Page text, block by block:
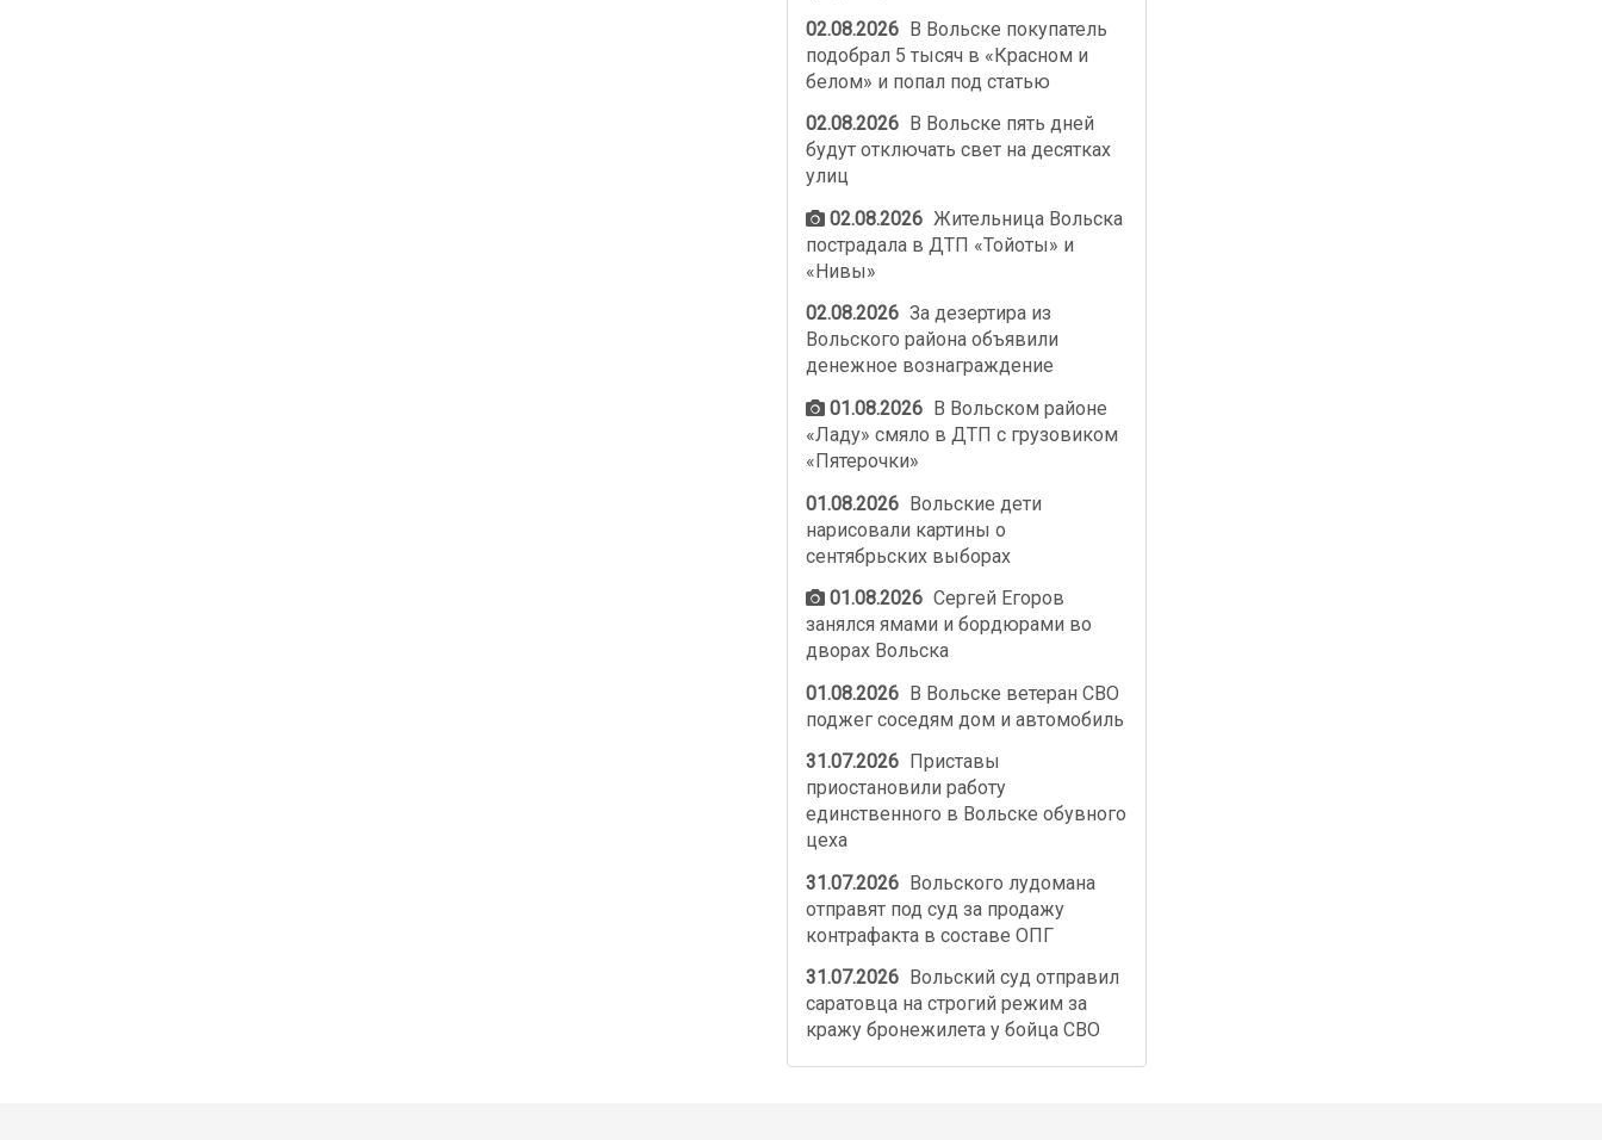
02.08.2026 В Вольске покупатель
подобрал 5 тысяч в «Красном и
белом» и попал под статью
02.08.2026
В Вольске пять дней
будут отключать свет на десятках
улиц
02.08.2026 Жительница Вольска
пострадала в ДТП «Тойоты» и
«Нивы»
02.08.2026 За дезертира из
Вольского района объявили
денежное вознаграждение
01.08.2026 В Вольском районе
«Ладу» смяло в ДТП с грузовиком
«Пятерочки»
01.08.2026 Вольские дети
нарисовали картины о
сентябрьских выборах
01.08.2026 Сергей Егоров
занялся ямами и бордюрами во
дворах Вольска
01.08.2026 В Вольске ветеран СВО
поджег соседям дом и автомобиль
31.07.2026 Приставы
приостановили работу
единственного в Вольске обувного
цеха
31.07.2026 Вольского лудомана
отправят под суд за продажу
контрафакта в составе ОПГ
31.07.2026 Вольский суд отправил
саратовца на строгий режим за
кражу бронежилета у бойца СВО